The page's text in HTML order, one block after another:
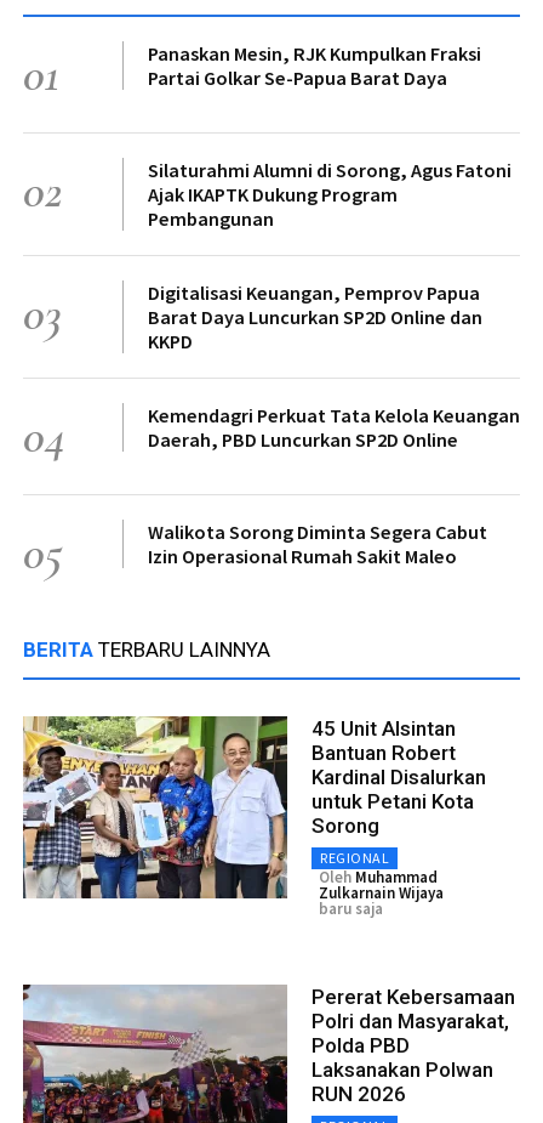
01
Panaskan Mesin, RJK Kumpulkan Fraksi
Partai Golkar Se-Papua Barat Daya
02
Silaturahmi Alumni di Sorong, Agus Fatoni
Ajak IKAPTK Dukung Program
Pembangunan
03
Digitalisasi Keuangan, Pemprov Papua
Barat Daya Luncurkan SP2D Online dan
KKPD
04
Kemendagri Perkuat Tata Kelola Keuangan
Daerah, PBD Luncurkan SP2D Online
05
Walikota Sorong Diminta Segera Cabut
Izin Operasional Rumah Sakit Maleo
BERITA TERBARU LAINNYA
45 Unit Alsintan
Bantuan Robert
Kardinal Disalurkan
untuk Petani Kota
Sorong
REGIONAL
Oleh Muhammad
Zulkarnain Wijaya
baru saja
Pererat Kebersamaan
Polri dan Masyarakat,
Polda PBD
Laksanakan Polwan
RUN 2026